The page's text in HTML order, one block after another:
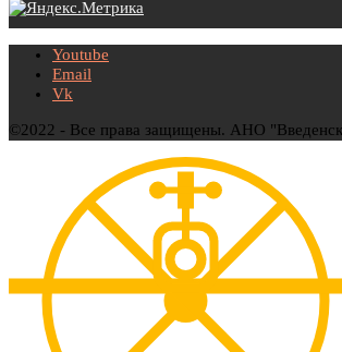
Youtube
Email
Vk
©2022 - Все права защищены. АНО